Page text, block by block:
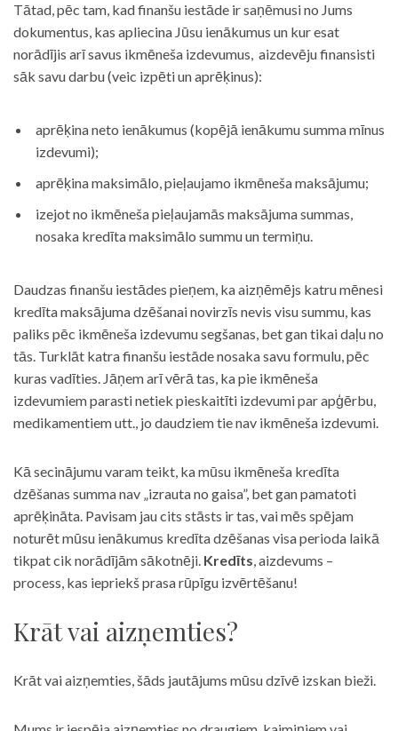
Tātad, pēc tam, kad finanšu iestāde ir saņēmusi no Jums
dokumentus, kas apliecina Jūsu ienākumus un kur esat
norādījis arī savus ikmēneša izdevumus, aizdevēju finansisti
sāk savu darbu (veic izpēti un aprēķinus):
aprēķina neto ienākumus (kopējā ienākumu summa mīnus
izdevumi);
aprēķina maksimālo, pieļaujamo ikmēneša maksājumu;
izejot no ikmēneša pieļaujamās maksājuma summas,
nosaka kredīta maksimālo summu un termiņu.
Daudzas finanšu iestādes pieņem, ka aizņēmējs katru mēnesi
kredīta maksājuma dzēšanai novirzīs nevis visu summu, kas
paliks pēc ikmēneša izdevumu segšanas, bet gan tikai daļu no
tās. Turklāt katra finanšu iestāde nosaka savu formulu, pēc
kuras vadīties. Jāņem arī vērā tas, ka pie ikmēneša
izdevumiem parasti netiek pieskaitīti izdevumi par apģērbu,
medikamentiem utt., jo daudziem tie nav ikmēneša izdevumi.
Kā secinājumu varam teikt, ka mūsu ikmēneša kredīta
dzēšanas summa nav „izrauta no gaisa”, bet gan pamatoti
aprēķināta. Pavisam jau cits stāsts ir tas, vai mēs spējam
noturēt mūsu ienākumus kredīta dzēšanas visa perioda laikā
tikpat cik norādījām sākotnēji. Kredīts, aizdevums –
process, kas iepriekš prasa rūpīgu izvērtēšanu!
Krāt vai aizņemties?
Krāt vai aizņemties, šāds jautājums mūsu dzīvē izskan bieži.